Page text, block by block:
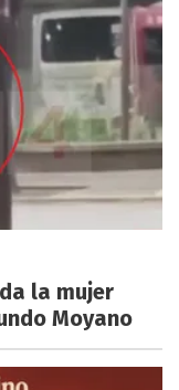
la mujer
Moyano